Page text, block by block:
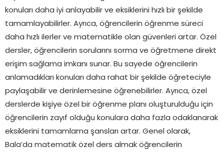
konuları daha iyi anlayabilir ve eksiklerini hızlı bir şekilde
tamamlayabilirler. Ayrıca, öğrencilerin öğrenme süreci
daha hızlı ilerler ve matematikle olan güvenleri artar. Özel
dersler, öğrencilerin sorularını sorma ve öğretmene direkt
erişim sağlama imkanı sunar. Bu sayede öğrencilerin
anlamadıkları konuları daha rahat bir şekilde öğreteciyle
paylaşabilir ve derinlemesine öğrenebilirler. Ayrıca, özel
derslerde kişiye özel bir öğrenme planı oluşturulduğu için
öğrencilerin zayıf olduğu konulara daha fazla odaklanarak
eksiklerini tamamlama şansları artar. Genel olarak,
Bala’da matematik özel ders almak öğrencilerin